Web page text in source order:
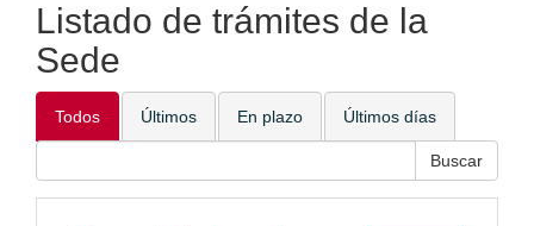
Listado de trámites de la
Sede
Todos Últimos En plazo Últimos días